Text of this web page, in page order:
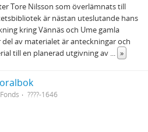
Tore Nilsson som överlämnats till
är nästan uteslutande hans
kring Vännäs och Ume gamla
del av materialet är anteckningar och
till en planerad utgivning av ... »
Fonds ????-1646